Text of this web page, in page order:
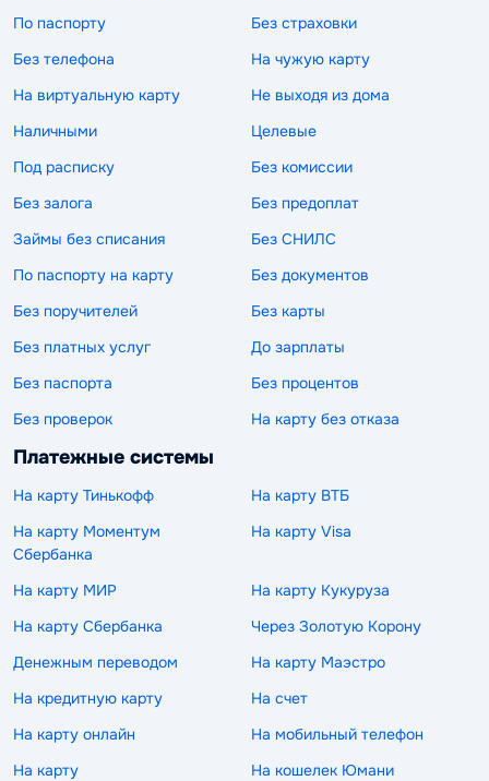
По паспорту
Без страховки
Без телефона
На чужую карту
На виртуальную карту
Не выходя из дома
Наличными
Целевые
Под расписку
Без комиссии
Без залога
Без предоплат
Займы без списания
Без СНИЛС
По паспорту на карту
Без документов
Без поручителей
Без карты
Без платных услуг
До зарплаты
Без паспорта
Без процентов
Без проверок
На карту без отказа
Платежные системы
На карту Тинькофф
На карту ВТБ
На карту Моментум
Сбербанка
На карту Visa
На карту МИР
На карту Кукуруза
На карту Сбербанка
Через Золотую Корону
Денежным переводом
На карту Маэстро
На кредитную карту
На счет
На карту онлайн
На мобильный телефон
На карту
На кошелек Юмани